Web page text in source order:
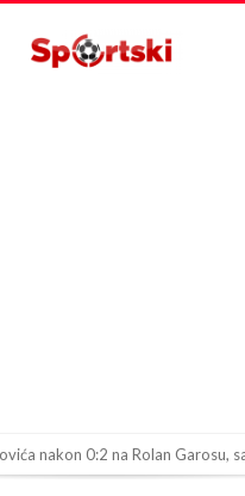
nakon 0:2 na Rolan Garosu,